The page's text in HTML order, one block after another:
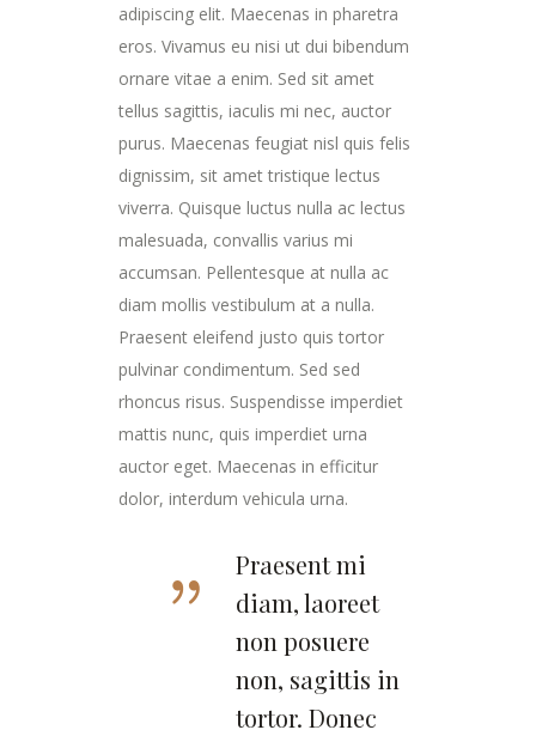
adipiscing elit. Maecenas in pharetra
eros. Vivamus eu nisi ut dui bibendum
ornare vitae a enim. Sed sit amet
tellus sagittis, iaculis mi nec, auctor
purus. Maecenas feugiat nisl quis felis
dignissim, sit amet tristique lectus
viverra. Quisque luctus nulla ac lectus
malesuada, convallis varius mi
accumsan. Pellentesque at nulla ac
diam mollis vestibulum at a nulla.
Praesent eleifend justo quis tortor
pulvinar condimentum. Sed sed
rhoncus risus. Suspendisse imperdiet
mattis nunc, quis imperdiet urna
auctor eget. Maecenas in efficitur
dolor, interdum vehicula urna.
Praesent mi
diam, laoreet
non posuere
non, sagittis in
tortor. Donec